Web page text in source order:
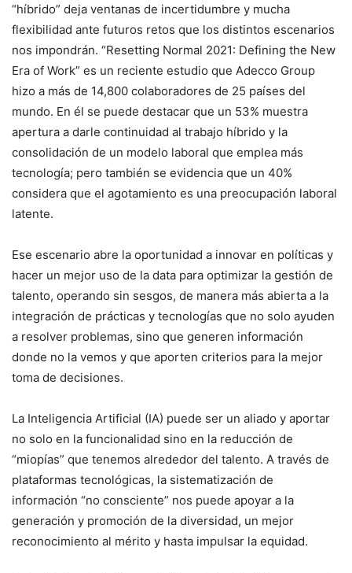
“híbrido” deja ventanas de incertidumbre y mucha
flexibilidad ante futuros retos que los distintos escenarios
nos impondrán. “Resetting Normal 2021: Defining the New
Era of Work” es un reciente estudio que Adecco Group
hizo a más de 14,800 colaboradores de 25 países del
mundo. En él se puede destacar que un 53% muestra
apertura a darle continuidad al trabajo híbrido y la
consolidación de un modelo laboral que emplea más
tecnología; pero también se evidencia que un 40%
considera que el agotamiento es una preocupación laboral
latente.
Ese escenario abre la oportunidad a innovar en políticas y
hacer un mejor uso de la data para optimizar la gestión de
talento, operando sin sesgos, de manera más abierta a la
integración de prácticas y tecnologías que no solo ayuden
a resolver problemas, sino que generen información
donde no la vemos y que aporten criterios para la mejor
toma de decisiones.
La Inteligencia Artificial (IA) puede ser un aliado y aportar
no solo en la funcionalidad sino en la reducción de
“miopías” que tenemos alrededor del talento. A través de
plataformas tecnológicas, la sistematización de
información “no consciente” nos puede apoyar a la
generación y promoción de la diversidad, un mejor
reconocimiento al mérito y hasta impulsar la equidad.